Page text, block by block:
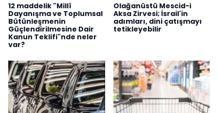
12 maddelik "Millî
Dayanışma ve Toplumsal
Bütünleşmenin
Güçlendirilmesine Dair
Kanun Teklifi"nde neler
var?
Olağanüstü Mescid-i
Aksa Zirvesi; İsrail'in
adımları, dini çatışmayı
tetikleyebilir